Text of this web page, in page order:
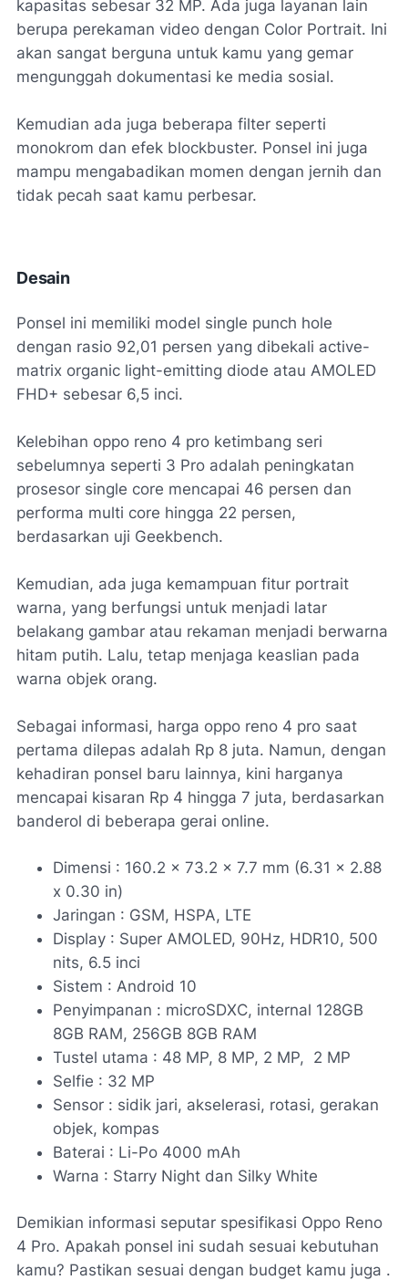
kapasitas sebesar 32 MP. Ada juga layanan lain
berupa perekaman video dengan Color Portrait. Ini
akan sangat berguna untuk kamu yang gemar
mengunggah dokumentasi ke media sosial.
Kemudian ada juga beberapa filter seperti
monokrom dan efek blockbuster. Ponsel ini juga
mampu mengabadikan momen dengan jernih dan
tidak pecah saat kamu perbesar.
Desain
Ponsel ini memiliki model single punch hole
dengan rasio 92,01 persen yang dibekali active-
matrix organic light-emitting diode atau AMOLED
FHD+ sebesar 6,5 inci.
Kelebihan oppo reno 4 pro ketimbang seri
sebelumnya seperti 3 Pro adalah peningkatan
prosesor single core mencapai 46 persen dan
performa multi core hingga 22 persen,
berdasarkan uji Geekbench.
Kemudian, ada juga kemampuan fitur portrait
warna, yang berfungsi untuk menjadi latar
belakang gambar atau rekaman menjadi berwarna
hitam putih. Lalu, tetap menjaga keaslian pada
warna objek orang.
Sebagai informasi, harga oppo reno 4 pro saat
pertama dilepas adalah Rp 8 juta. Namun, dengan
kehadiran ponsel baru lainnya, kini harganya
mencapai kisaran Rp 4 hingga 7 juta, berdasarkan
banderol di beberapa gerai online.
Dimensi : 160.2 x 73.2 x 7.7 mm (6.31 x 2.88
x 0.30 in)
Jaringan : GSM, HSPA, LTE
Display : Super AMOLED, 90Hz, HDR10, 500
nits, 6.5 inci
Sistem : Android 10
Penyimpanan : microSDXC, internal 128GB
8GB RAM, 256GB 8GB RAM
Tustel utama : 48 MP, 8 MP, 2 MP, 2 MP
Selfie : 32 MP
Sensor : sidik jari, akselerasi, rotasi, gerakan
objek, kompas
Baterai : Li-Po 4000 mAh
Warna : Starry Night dan Silky White
Demikian informasi seputar spesifikasi Oppo Reno
4 Pro. Apakah ponsel ini sudah sesuai kebutuhan
kamu? Pastikan sesuai dengan budget kamu juga .